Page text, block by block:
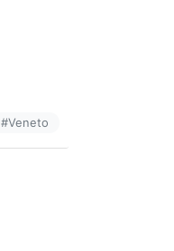
#Veneto